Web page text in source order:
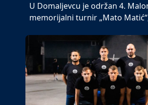
U Domaljevcu je održan 4.
memorijalni turnir „Mato